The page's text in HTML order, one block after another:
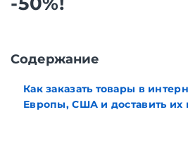
Содержание
Как заказать товары в
Европы, США и доставить их